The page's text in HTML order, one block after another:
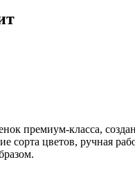
премиум-класса,
сорта цветов,